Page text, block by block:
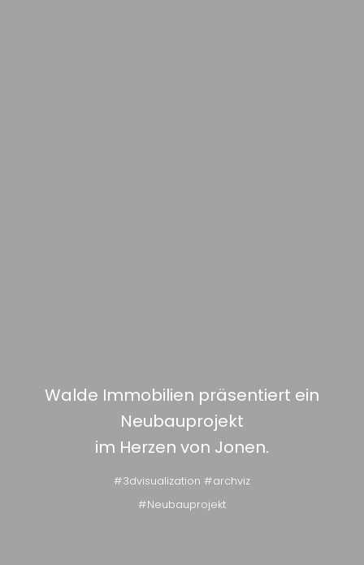
Walde Immobilien präsentiert ein
Neubauprojekt
im Herzen von Jonen.
#3dvisualization #archviz
#Neubauprojekt